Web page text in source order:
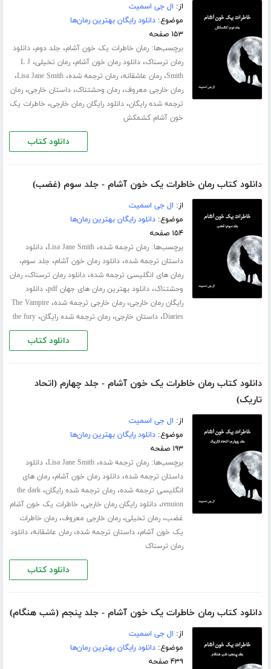
از: ال جی اسمیت
موضوع:دانلود رایگان بهترین رمان‌ها
۱۵۳ صفحه
برچسب‌ها:رمان خاطرات یک خون آشام، جلد دوم،دانلود
رمان ترسناک،دانلود رمان خون آشام،رمان تخیلی، L J
Smith،رمان عاشقانه،رمان ترجمه شده،Lisa Jane Smith،
رمان خارجی معروف،رمان وحشتناک،داستان خارجی،رمان
ترجمه شده رایگان،دانلود رایگان رمان خارجی، خاطرات یک
خون آشام کشمکش
دانلود کتاب
دانلود کتاب رمان خاطرات یک خون آشام - جلد سوم (غضب)
از: ال جی اسمیت
موضوع:دانلود رایگان بهترین رمان‌ها
۱۵۴ صفحه
برچسب‌ها:رمان ترجمه شده،Lisa Jane Smith،دانلود
داستان ترجمه شده،دانلود رمان خون آشام، جلد سوم،
رمان های انگلیسی ترجمه شده،دانلود رمان ترسناک،رمان
وحشتناک،دانلود بهترین رمان های جهان pdf ،دانلود
رایگان رمان خارجی،رمان خارجی ترجمه شده،The Vampire
Diaries،داستان خارجی،رمان ترجمه شده رایگان،the fury
دانلود کتاب
دانلود کتاب رمان خاطرات یک خون آشام - جلد چهارم (اتحاد
تاریک)
از: ال جی اسمیت
موضوع:دانلود رایگان بهترین رمان‌ها
۱۹۳ صفحه
برچسب‌ها:رمان ترجمه شده،Lisa Jane Smith،دانلود
داستان ترجمه شده،دانلود رمان خون آشام،رمان های
انگلیسی ترجمه شده،رمان ترجمه شده رایگان،the dark
renuion،دانلود رایگان رمان خارجی، خاطرات یک خون آشام
غضب،رمان تخیلی،رمان خارجی معروف،رمان خاطرات
یک خون آشام،داستان ترجمه شده،رمان عاشقانه،دانلود
رمان ترسناک
دانلود کتاب
دانلود کتاب رمان خاطرات یک خون آشام - جلد پنجم (شب هنگام)
از: ال جی اسمیت
موضوع:دانلود رایگان بهترین رمان‌ها
۴۳۹ صفحه